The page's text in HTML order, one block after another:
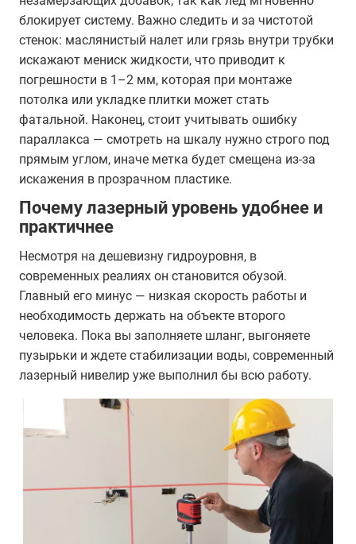
блокирует систему. Важно следить и за чистотой
стенок: маслянистый налет или грязь внутри трубки
искажают мениск жидкости, что приводит к
погрешности в 1–2 мм, которая при монтаже
потолка или укладке плитки может стать
фатальной. Наконец, стоит учитывать ошибку
параллакса — смотреть на шкалу нужно строго под
прямым углом, иначе метка будет смещена из-за
искажения в прозрачном пластике.
Почему лазерный уровень удобнее и
практичнее
Несмотря на дешевизну гидроуровня, в
современных реалиях он становится обузой.
Главный его минус — низкая скорость работы и
необходимость держать на объекте второго
человека. Пока вы заполняете шланг, выгоняете
пузырьки и ждете стабилизации воды, современный
лазерный нивелир уже выполнил бы всю работу.